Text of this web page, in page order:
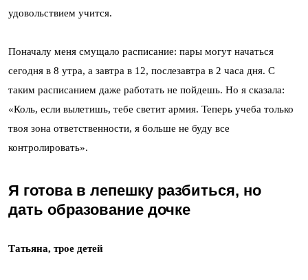
удовольствием учится.
Поначалу меня смущало расписание: пары могут начаться
сегодня в 8 утра, а завтра в 12, послезавтра в 2 часа дня. С
таким расписанием даже работать не пойдешь. Но я сказала:
«Коль, если вылетишь, тебе светит армия. Теперь учеба только
твоя зона ответственности, я больше не буду все
контролировать».
Я готова в лепешку разбиться, но
дать образование дочке
Татьяна, трое детей